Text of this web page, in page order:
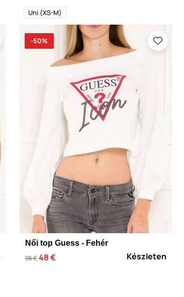
Uni (XS-M)
-50%
Női top Guess - Fehér
95 €48 € Készleten